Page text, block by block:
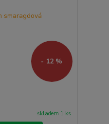
- 12 %
skladem 1 ks